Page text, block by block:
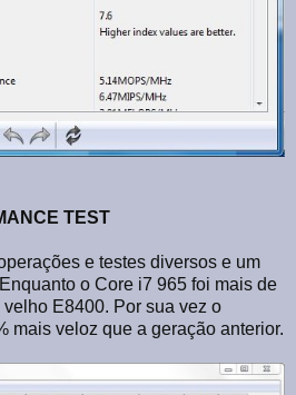
TEST
e testes diversos e um
o Core i7 965 foi mais de
E8400. Por sua vez o
mais veloz que a geração anterior.